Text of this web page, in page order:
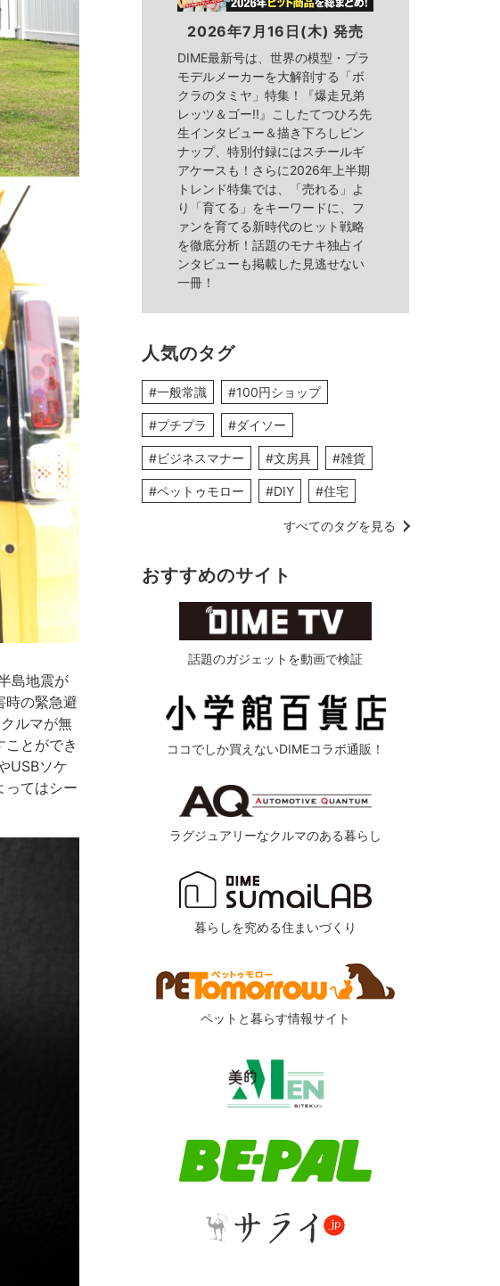
島地震が
時の緊急避
ルマが無
とができ
USBソケ
ってはシー
2026年7月16日(木) 発売
DIME最新号は、世界の模型・プラ
モデルメーカーを大解剖する「ボ
クラのタミヤ」特集！『爆走兄弟
レッツ＆ゴー!!』こしたてつひろ先
生インタビュー＆描き下ろしピン
ナップ、特別付録にはスチールギ
アケースも！さらに2026年上半期
トレンド特集では、「売れる」よ
り「育てる」をキーワードに、フ
ァンを育てる新時代のヒット戦略
を徹底分析！話題のモナキ独占イ
ンタビューも掲載した見逃せない
一冊！
人気のタグ
#一般常識 #100円ショップ
#プチプラ #ダイソー
#ビジネスマナー #文房具 #雑貨
#ペットゥモロー #DIY #住宅
すべてのタグを見る
おすすめのサイト
話題のガジェットを動画で検証
ココでしか買えないDIMEコラボ通販！
ラグジュアリーなクルマのある暮らし
暮らしを究める住まいづくり
ペットと暮らす情報サイト